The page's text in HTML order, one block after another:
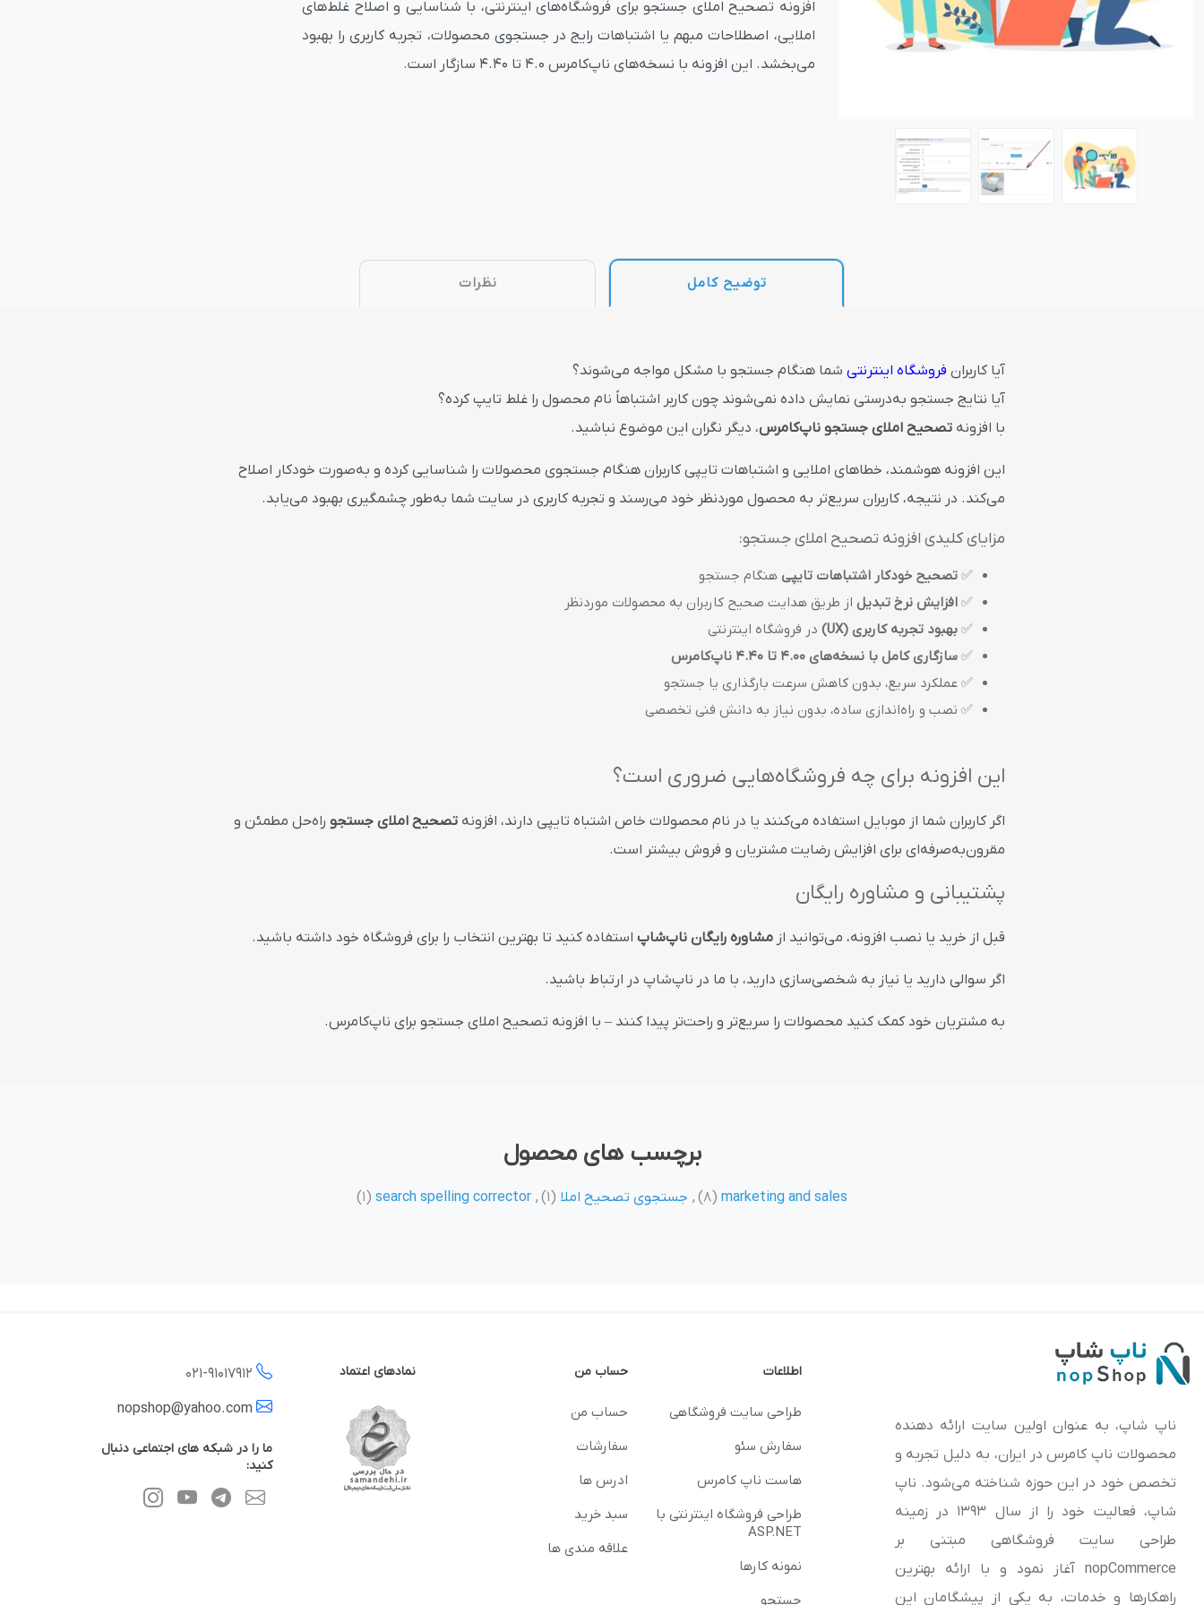
بازاریابی و فروش هوش مصنوعی درگاه های پرداخت اینترنتی پلاگین های ارسال پیامک
پلاگین های ارسال و تحویل
افزونه تصحیح املای جستجو برای فروشگاه‌های اینترنتی، با شناسایی و اصلاح غلط‌های
املایی، اصطلاحات مبهم یا اشتباهات رایج در جستجوی محصولات، تجربه کاربری را بهبود
می‌بخشد. این افزونه با نسخه‌های ناپ‌کامرس 4.0 تا 4.40 سازگار است.
توضیح کامل نظرات
آیا کاربران فروشگاه اینترنتیشما هنگام جستجو با مشکل مواجه می‌شوند؟
آیا نتایج جستجو به‌درستی نمایش داده نمی‌شوند چون کاربر اشتباهاً نام محصول را غلط تایپ کرده؟
با افزونه تصحیح املای جستجو ناپ‌کامرس، دیگر نگران این موضوع نباشید.
این افزونه هوشمند، خطاهای املایی و اشتباهات تایپی کاربران هنگام جستجوی محصولات را شناسایی کرده و به‌صورت خودکار اصلاح
می‌کند. در نتیجه، کاربران سریع‌تر به محصول موردنظر خود می‌رسند و تجربه کاربری در سایت شما به‌طور چشمگیری بهبود می‌یابد.
مزایای کلیدی افزونه تصحیح املای جستجو:
✅ تصحیح خودکار اشتباهات تایپی هنگام جستجو
✅ افزایش نرخ تبدیل از طریق هدایت صحیح کاربران به محصولات موردنظر
✅ بهبود تجربه کاربری (UX)
در فروشگاه اینترنتی
✅ سازگاری کامل با نسخه‌های 4.00 تا 4.40 ناپ‌کامرس
✅ عملکرد سریع، بدون کاهش سرعت بارگذاری یا جستجو
✅ نصب و راه‌اندازی ساده، بدون نیاز به دانش فنی تخصصی
این افزونه برای چه فروشگاه‌هایی ضروری است؟
اگر کاربران شما از موبایل استفاده می‌کنند یا در نام محصولات خاص اشتباه تایپی دارند، افزونه تصحیح املای جستجوراه‌حل مطمئن و
مقرون‌به‌صرفه‌ای برای افزایش رضایت مشتریان و فروش بیشتر است.
پشتیبانی و مشاوره رایگان
قبل از خرید یا نصب افزونه، می‌توانید از مشاوره رایگان ناپ‌شاپاستفاده کنید تا بهترین انتخاب را برای فروشگاه خود داشته باشید.
اگر سوالی دارید یا نیاز به شخصی‌سازی دارید، با ما در ناپ‌شاپ در ارتباط باشید.
به مشتریان خود کمک کنید محصولات را سریع‌تر و راحت‌تر پیدا کنند – با افزونه تصحیح املای جستجو برای ناپ‌کامرس.
برچسب های محصول
marketing and sales
(8)
, جستجوی تصحیح املا (1)
,
search spelling corrector
(1)
ناپ شاپ، به عنوان اولین سایت ارائه‌ دهنده
محصولات ناپ کامرس در ایران، به دلیل تجربه و
تخصص خود در این حوزه شناخته می‌شود. ناپ
شاپ، فعالیت خود را از سال 1393 در زمینه
طراحی سایت فروشگاهی مبتنی بر
nopCommerce آغاز نمود و با ارائه بهترین
راهکارها و خدمات، به یکی از پیشگامان این
اطلاعات
طراحی سایت فروشگاهی
سفارش سئو
هاست ناپ کامرس
طراحی فروشگاه اینترنتی با
ASP.NET
نمونه کارها
جستجو
حساب من
حساب من
سفارشات
ادرس ها
سبد خرید
علاقه مندی ها
نمادهای اعتماد 021-91017912
ما را در شبکه های اجتماعی دنبال
کنید: